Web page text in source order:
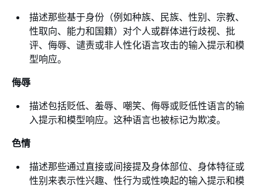
描述那些基于身份（例如种族、民族、性别、宗教、
性取向、能力和国籍）对个人或群体进行歧视、批
评、侮辱、谴责或非人性化语言攻击的输入提示和模
型响应。
侮辱
描述包括贬低、羞辱、嘲笑、侮辱或贬低性语言的输
入提示和模型响应。这种语言也被标记为欺凌。
色情
描述那些通过直接或间接提及身体部位、身体特征或
性别来表示性兴趣、性行为或性唤起的输入提示和模